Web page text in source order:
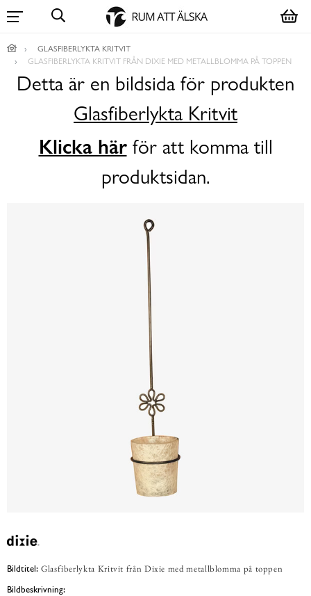
GLASFIBERLYKTA KRITVIT
GLASFIBERLYKTA KRITVIT FRÅN DIXIE MED METALLBLOMMA PÅ TOPPEN
Detta är en bildsida för produkten
Glasfiberlykta Kritvit
Klicka härför att komma till
produktsidan.
Bildtitel: Glasfiberlykta Kritvit från Dixie med metallblomma på toppen
Bildbeskrivning: